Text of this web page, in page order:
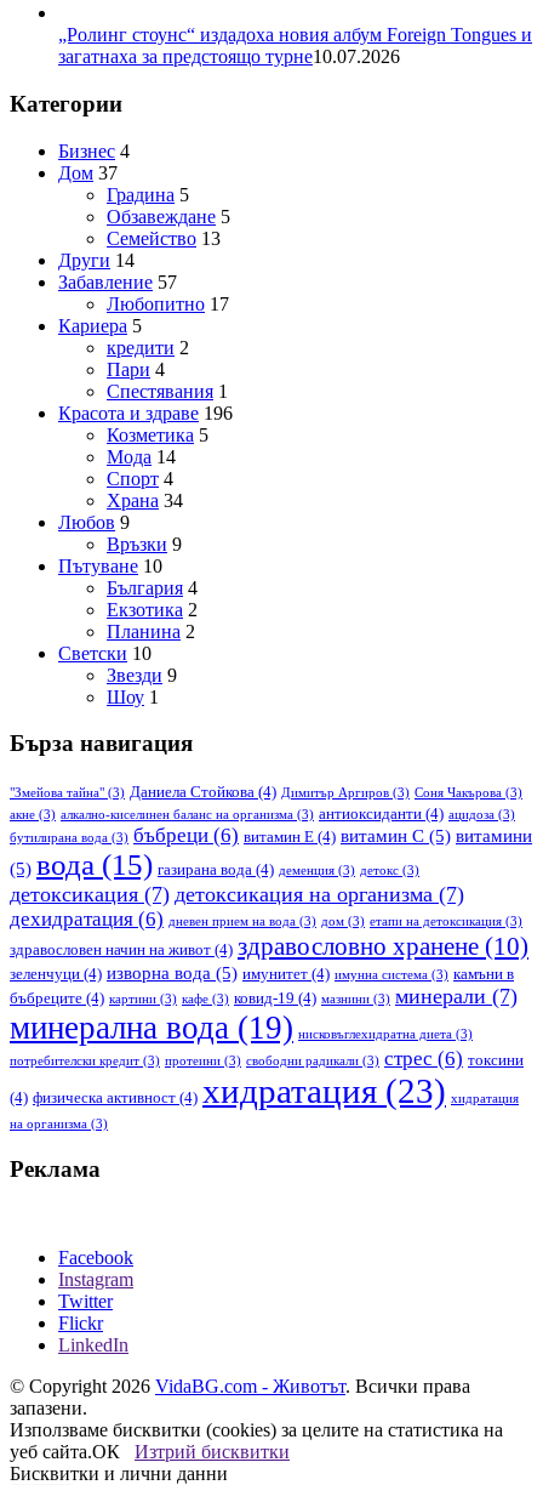
„Ролинг стоунс“ издадоха новия албум Foreign Tongues и
загатнаха за предстоящо турне10.07.2026
Категории
Бизнес 4
Дом 37
Градина 5
Обзавеждане 5
Семейство 13
Други 14
Забавление 57
Любопитно 17
Кариера 5
кредити 2
Пари 4
Спестявания 1
Красота и здраве 196
Козметика 5
Мода 14
Спорт 4
Храна 34
Любов 9
Връзки 9
Пътуване 10
България 4
Екзотика 2
Планина 2
Светски 10
Звезди 9
Шоу 1
Бърза навигация
"Змейова тайна" (3) Даниела Стойкова (4) Димитър Аргиров (3) Соня Чакърова (3)
акне (3) алкално-киселинен баланс на организма (3) антиоксиданти (4) ацидоза (3)
бутилирана вода (3) бъбреци (6) витамин Е (4) витамин С (5) витамини
(5) вода (15) газирана вода (4) деменция (3) детокс (3)
детоксикация (7) детоксикация на организма (7)
дехидратация (6) дневен прием на вода (3) дом (3) етапи на детоксикация (3)
здравословен начин на живот (4) здравословно хранене (10)
зеленчуци (4) изворна вода (5) имунитет (4) имунна система (3) камъни в
бъбреците (4) картини (3) кафе (3) ковид-19 (4) мазнини (3) минерали (7)
минерална вода (19) нисковъглехидратна диета (3)
потребителски кредит (3) протеини (3) свободни радикали (3) стрес (6) токсини
(4) физическа активност (4) хидратация (23) хидратация
на организма (3)
Реклама
Facebook
Instagram
Twitter
Flickr
LinkedIn
© Copyright 2026 VidaBG.com - Животът. Всички права
запазени.
Използваме бисквитки (cookies) за целите на статистика на
уеб сайта.ОК
Изтрий бисквитки
Бисквитки и лични данни